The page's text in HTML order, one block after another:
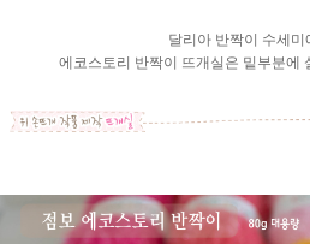
달리아 반짝이 수세미
에코스토리 반짝이 뜨개실은 밑부분에